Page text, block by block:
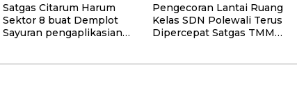
Satgas Citarum Harum
Sektor 8 buat Demplot
Sayuran pengaplikasian
Pengecoran Lantai Ruang
Kelas SDN Polewali Terus
Dipercepat Satgas TMMD